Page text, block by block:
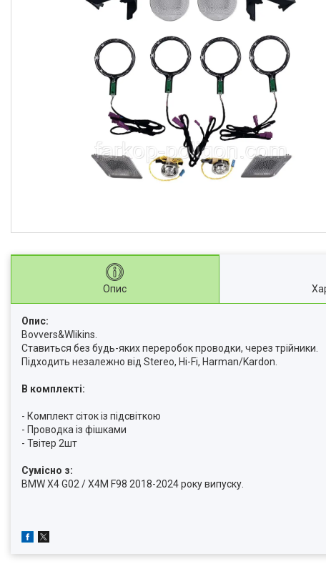
Опис
Опис:
Bovvers&Wlikins.
Ставиться без будь-яких переробок проводки, через трійники.
Підходить незалежно від Stereo, Hi-Fi, Harman/Kardon.
В комплекті:
- Комплект сіток із підсвіткою
- Проводка із фішками
- Твітер 2шт
Cумісно з:
BMW X4 G02 / X4M F98 2018-2024 року випуску.